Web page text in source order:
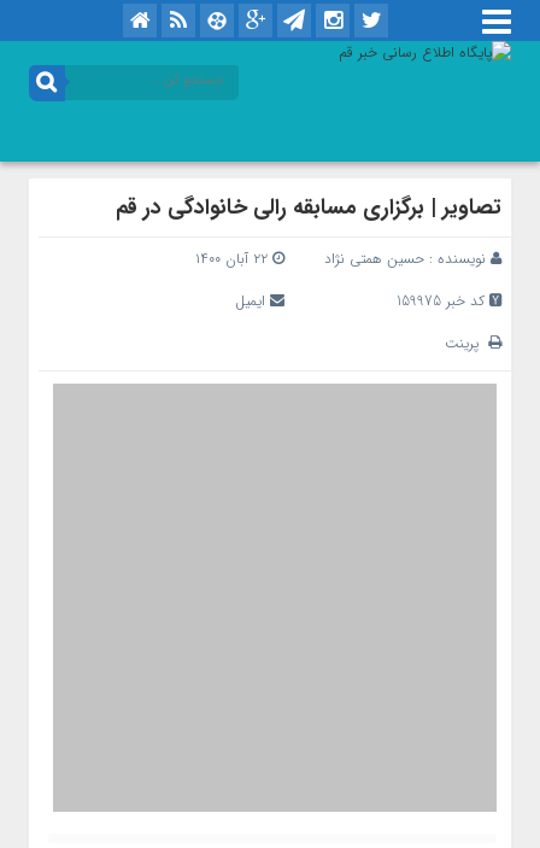
تصاویر | برگزاری مسابقه رالی خانوادگی در قم
نویسنده : حسین همتی نژاد
۲۲ آبان ۱۴۰۰
کد خبر 159975
ایمیل
پرینت